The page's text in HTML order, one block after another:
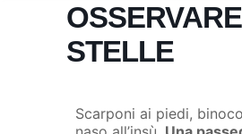
STELLE
Scarponi ai piedi,